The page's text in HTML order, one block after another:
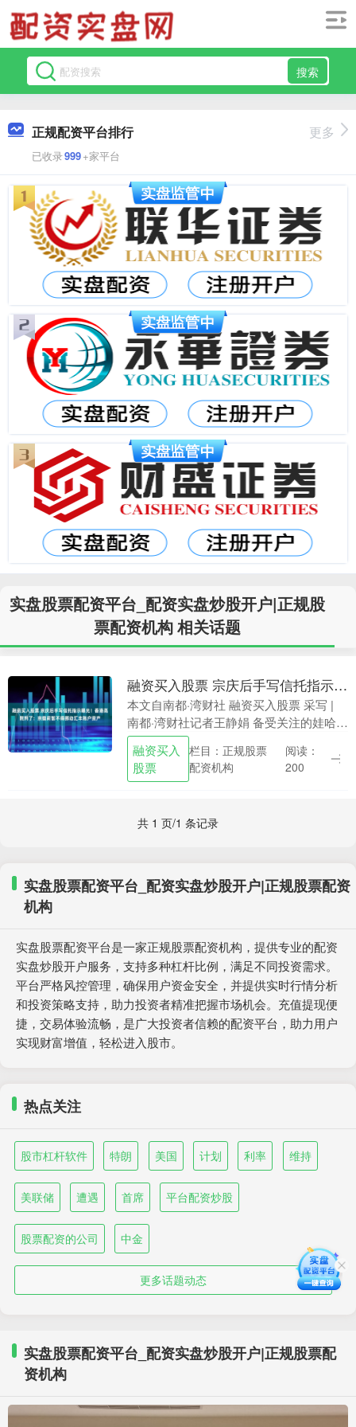
搜索
正规配资平台排行
已收录999+家平台
更多
实盘股票配资平台_配资实盘炒股开户|正规股
票配资机构 相关话题
融资买入股票 宗庆后手写信托指示曝光！香港高院判了：宗馥莉暂不得挪动汇丰账户资产
本文自南都·湾财社 融资买入股票 采写 |
南都·湾财社记者王静娟 备受关注的娃哈哈
遗产纠纷案件聆讯结果公布。 8月1日，香
港高等法院在官网公布相关文件，裁定
批....
融资买入
股票
栏目：正规股票
配资机构
阅读：
200
共 1 页/1 条记录
实盘股票配资平台_配资实盘炒股开户|正规股票配资
机构
实盘股票配资平台是一家正规股票配资机构，提供专业的配资
实盘炒股开户服务，支持多种杠杆比例，满足不同投资需求。
平台严格风控管理，确保用户资金安全，并提供实时行情分析
和投资策略支持，助力投资者精准把握市场机会。充值提现便
捷，交易体验流畅，是广大投资者信赖的配资平台，助力用户
实现财富增值，轻松进入股市。
热点关注
股市杠杆软件 特朗 美国 计划 利率 维持
美联储 遭遇 首席 平台配资炒股
股票配资的公司 中金
更多话题动态
实盘股票配资平台_配资实盘炒股开户|正规股票配
资机构